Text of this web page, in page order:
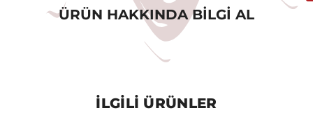
ÜRÜN HAKKINDA BILGI AL
ILGILI ÜRÜNLER